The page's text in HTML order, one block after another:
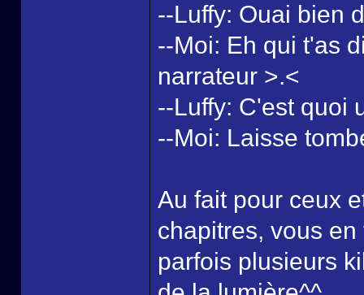
--Luffy: Ouai bien
--Moi: Eh qui t'as
narrateur >.<
--Luffy: C'est quoi
--Moi: Laisse
Au fait pour ceux
chapitres, vous
parfois plusieurs